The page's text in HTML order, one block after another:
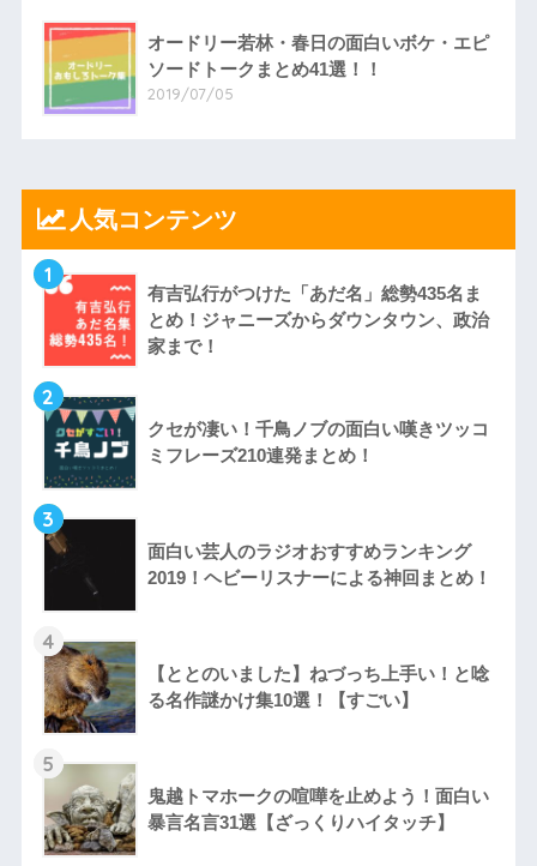
オードリー若林・春日の面白いボケ・エピ
ソードトークまとめ41選！！
2019/07/05
人気コンテンツ
1
有吉弘行がつけた「あだ名」総勢435名ま
とめ！ジャニーズからダウンタウン、政治
家まで！
2
クセが凄い！千鳥ノブの面白い嘆きツッコ
ミフレーズ210連発まとめ！
3
面白い芸人のラジオおすすめランキング
2019！ヘビーリスナーによる神回まとめ！
4
【ととのいました】ねづっち上手い！と唸
る名作謎かけ集10選！【すごい】
5
鬼越トマホークの喧嘩を止めよう！面白い
暴言名言31選【ざっくりハイタッチ】